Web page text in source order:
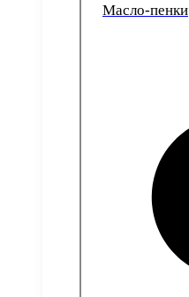
Масло-пенки